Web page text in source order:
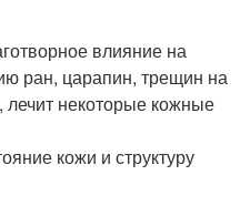
влияние на
ран, царапин, трещин на
лечит некоторые кожные
кожи и структуру